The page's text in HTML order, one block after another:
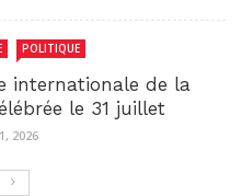
POLITIQUE
internationale de la
le 31 juillet
2026